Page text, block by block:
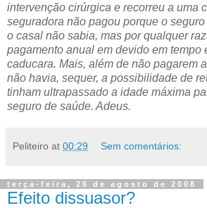
intervenção cirúrgica e recorreu a uma
seguradora não pagou porque o
o casal não sabia, mas por qualquer
pagamento anual em devido em tempo
caducara. Mais, além de não pagarem
não havia, sequer, a possibilidade de
tinham ultrapassado a idade máxima
seguro de saúde. Adeus.
Peliteiro at 00:29 Sem comentários:
terça-feira, 26 de agosto de 2008
Efeito dissuasor?